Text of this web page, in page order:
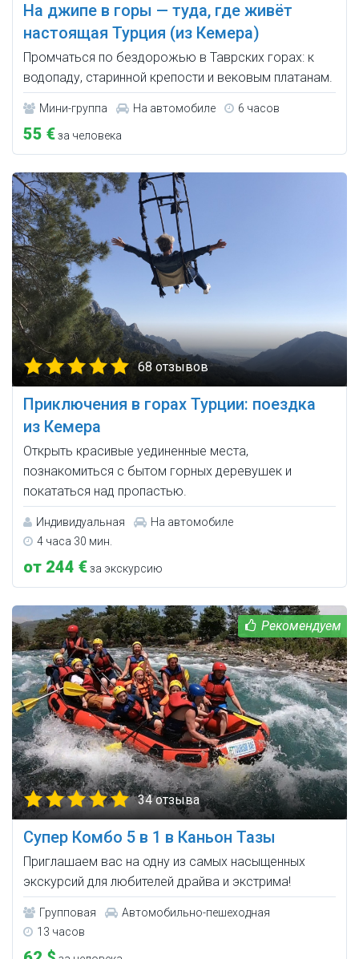
На джипе в горы — туда, где живёт
настоящая Турция (из Кемера)
Промчаться по бездорожью в Таврских горах: к
водопаду, старинной крепости и вековым платанам.
Мини-группа На автомобиле 6 часов
55 €за человека
68 отзывов
Приключения в горах Турции: поездка
из Кемера
Открыть красивые уединенные места,
познакомиться с бытом горных деревушек и
покататься над пропастью.
Индивидуальная
На автомобиле
4 часа 30 мин.
от 244 €за экскурсию
34 отзыва
Супер Комбо 5 в 1 в Каньон Тазы
Приглашаем вас на одну из самых насыщенных
экскурсий для любителей драйва и экстрима!
Групповая
Автомобильно-пешеходная
13 часов